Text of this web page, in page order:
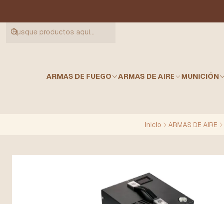
ARMAS DE FUEGO ARMAS DE AIRE MUNICIÓN
Inicio ARMAS DE AIRE